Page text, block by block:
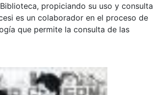
propiciando su uso y consulta
es un colaborador en el proceso de
que permite la consulta de las